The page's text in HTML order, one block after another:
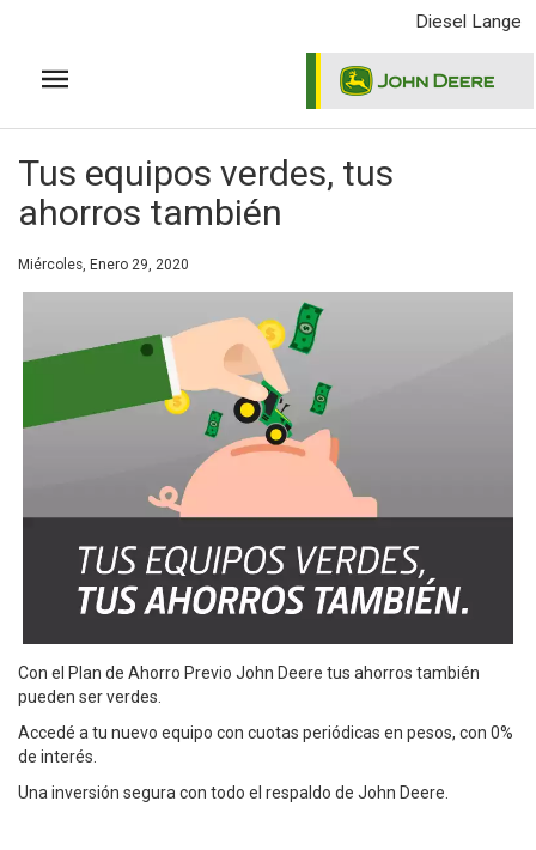
principal
Diesel Lange
Tus equipos verdes, tus
ahorros también
Miércoles, Enero 29, 2020
Con el Plan de Ahorro Previo John Deere tus ahorros también
pueden ser verdes.
Accedé a tu nuevo equipo con cuotas periódicas en pesos, con 0%
de interés.
Una inversión segura con todo el respaldo de John Deere.